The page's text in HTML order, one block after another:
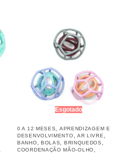
Esgotado
0 A 12 MESES
APRENDIZAGEM E
DESENVOLVIMENTO
AR LIVRE
BANHO BOLAS BRINQUEDOS
COORDENAÇÃO MÃO-OLHO